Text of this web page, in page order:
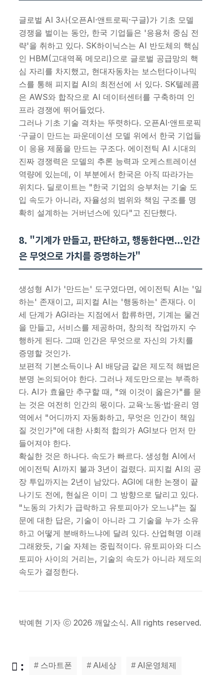
글로벌 AI 3사(오픈AI·앤트로픽·구글)가 기초 모델
경쟁을 벌이는 동안, 한국 기업들은 '응용처 중심 전
략'을 취하고 있다. SK하이닉스는 AI 반도체의 핵심
인 HBM(고대역폭 메모리)으로 글로벌 공급망의 핵
심 자리를 차지했고, 현대자동차는 보스턴다이나믹
스를 통해 피지컬 AI의 최전선에 서 있다. SK텔레콤
은 AWS와 합작으로 AI 데이터센터를 구축하며 인
프라 경쟁에 뛰어들었다.
그러나 기초 기술 격차는 뚜렷하다. 오픈AI·앤트로픽
·구글이 만드는 파운데이션 모델 위에서 한국 기업들
이 응용 제품을 만드는 구조다. 에이전틱 AI 시대의
진짜 경쟁력은 모델의 추론 능력과 오케스트레이션
역량에 있는데, 이 부분에서 한국은 아직 따라가는
위치다. 딜로이트는 "한국 기업의 승부처는 기술 도
입 속도가 아니라, 자율성의 범위와 책임 구조를 명
확히 설계하는 거버넌스에 있다"고 진단했다.
8. "기계가 만들고, 판단하고, 행동한다면...인간
은 무엇으로 가치를 증명하는가"
생성형 AI가 '만드는' 도구였다면, 에이전틱 AI는 '일
하는' 존재이고, 피지컬 AI는 '행동하는' 존재다. 이
세 단계가 AGI라는 지점에서 합류하면, 기계는 물건
을 만들고, 서비스를 제공하며, 창의적 작업까지 수
행하게 된다. 그때 인간은 무엇으로 자신의 가치를
증명할 것인가.
보편적 기본소득이나 AI 배당금 같은 제도적 해법은
분명 논의되어야 한다. 그러나 제도만으로는 부족하
다. AI가 효율만 추구할 때, "왜 이것이 옳은가"를 묻
는 것은 여전히 인간의 몫이다. 교육·노동·법·윤리 영
역에서 "어디까지 자동화하고, 무엇은 인간이 책임
질 것인가"에 대한 사회적 합의가 AGI보다 먼저 만
들어져야 한다.
확실한 것은 하나다. 속도가 빠르다. 생성형 AI에서
에이전틱 AI까지 불과 3년이 걸렸다. 피지컬 AI의 공
장 투입까지는 2년이 남았다. AGI에 대한 논쟁이 끝
나기도 전에, 현실은 이미 그 방향으로 달리고 있다.
"노동의 가치가 급락하고 유토피아가 오느냐"는 질
문에 대한 답은, 기술이 아니라 그 기술을 누가 소유
하고 어떻게 분배하느냐에 달려 있다. 산업혁명 이래
그래왔듯, 기술 자체는 중립적이다. 유토피아와 디스
토피아 사이의 거리는, 기술의 속도가 아니라 제도의
속도가 결정한다.
박예현 기자 ⓒ 2026 깨알소식. All rights reserved.
: # 스마트폰 # AI세상 # AI운영체제